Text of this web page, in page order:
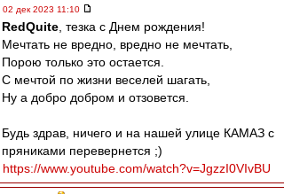
02 дек 2023 11:10
RedQuite , тезка с Днем рождения!
Мечтать не вредно, вредно не мечтать,
Порою только это остается.
С мечтой по жизни веселей шагать,
Ну а добро добром и отзовется.
Будь здрав, ничего и на нашей улице КАМАЗ с
пряниками перевернется ;)
https://www.youtube.com/watch?v=JgzzI0VIvBU